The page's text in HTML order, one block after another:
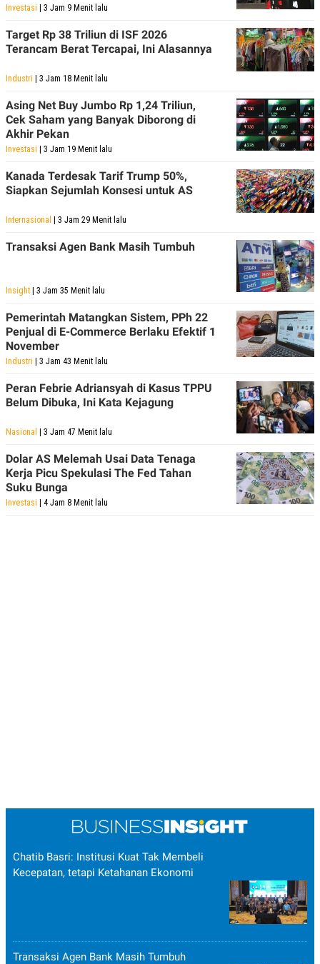
Investasi | 3 Jam 9 Menit lalu
Target Rp 38 Triliun di ISF 2026
Terancam Berat Tercapai, Ini Alasannya
Industri | 3 Jam 18 Menit lalu
Asing Net Buy Jumbo Rp 1,24 Triliun,
Cek Saham yang Banyak Diborong di
Akhir Pekan
Investasi | 3 Jam 19 Menit lalu
Kanada Terdesak Tarif Trump 50%,
Siapkan Sejumlah Konsesi untuk AS
Internasional | 3 Jam 29 Menit lalu
Transaksi Agen Bank Masih Tumbuh
Insight | 3 Jam 35 Menit lalu
Pemerintah Matangkan Sistem, PPh 22
Penjual di E-Commerce Berlaku Efektif 1
November
Industri | 3 Jam 43 Menit lalu
Peran Febrie Adriansyah di Kasus TPPU
Belum Dibuka, Ini Kata Kejagung
Nasional | 3 Jam 47 Menit lalu
Dolar AS Melemah Usai Data Tenaga
Kerja Picu Spekulasi The Fed Tahan
Suku Bunga
Investasi | 4 Jam 8 Menit lalu
Chatib Basri: Institusi Kuat Tak Membeli
Kecepatan, tetapi Ketahanan Ekonomi
Transaksi Agen Bank Masih Tumbuh